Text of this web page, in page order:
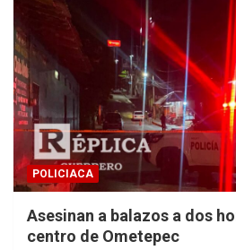
POLICIACA
Asesinan a balazos a dos
centro de Ometepec